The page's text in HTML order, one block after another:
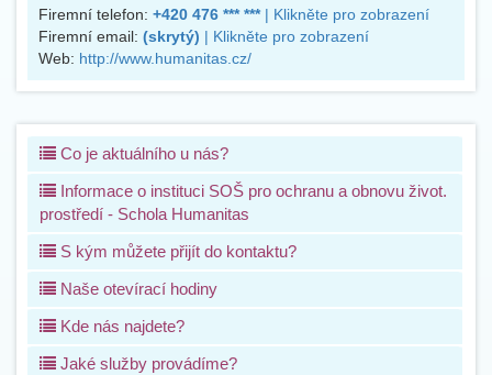
Firemní telefon: +420 476 *** ***| Klikněte pro zobrazení
Firemní email: (skrytý) | Klikněte pro zobrazení
Web: http://www.humanitas.cz/
Co je aktuálního u nás?
Informace o instituci SOŠ pro ochranu a obnovu život.
prostředí - Schola Humanitas
S kým můžete přijít do kontaktu?
Naše otevírací hodiny
Kde nás najdete?
Jaké služby provádíme?